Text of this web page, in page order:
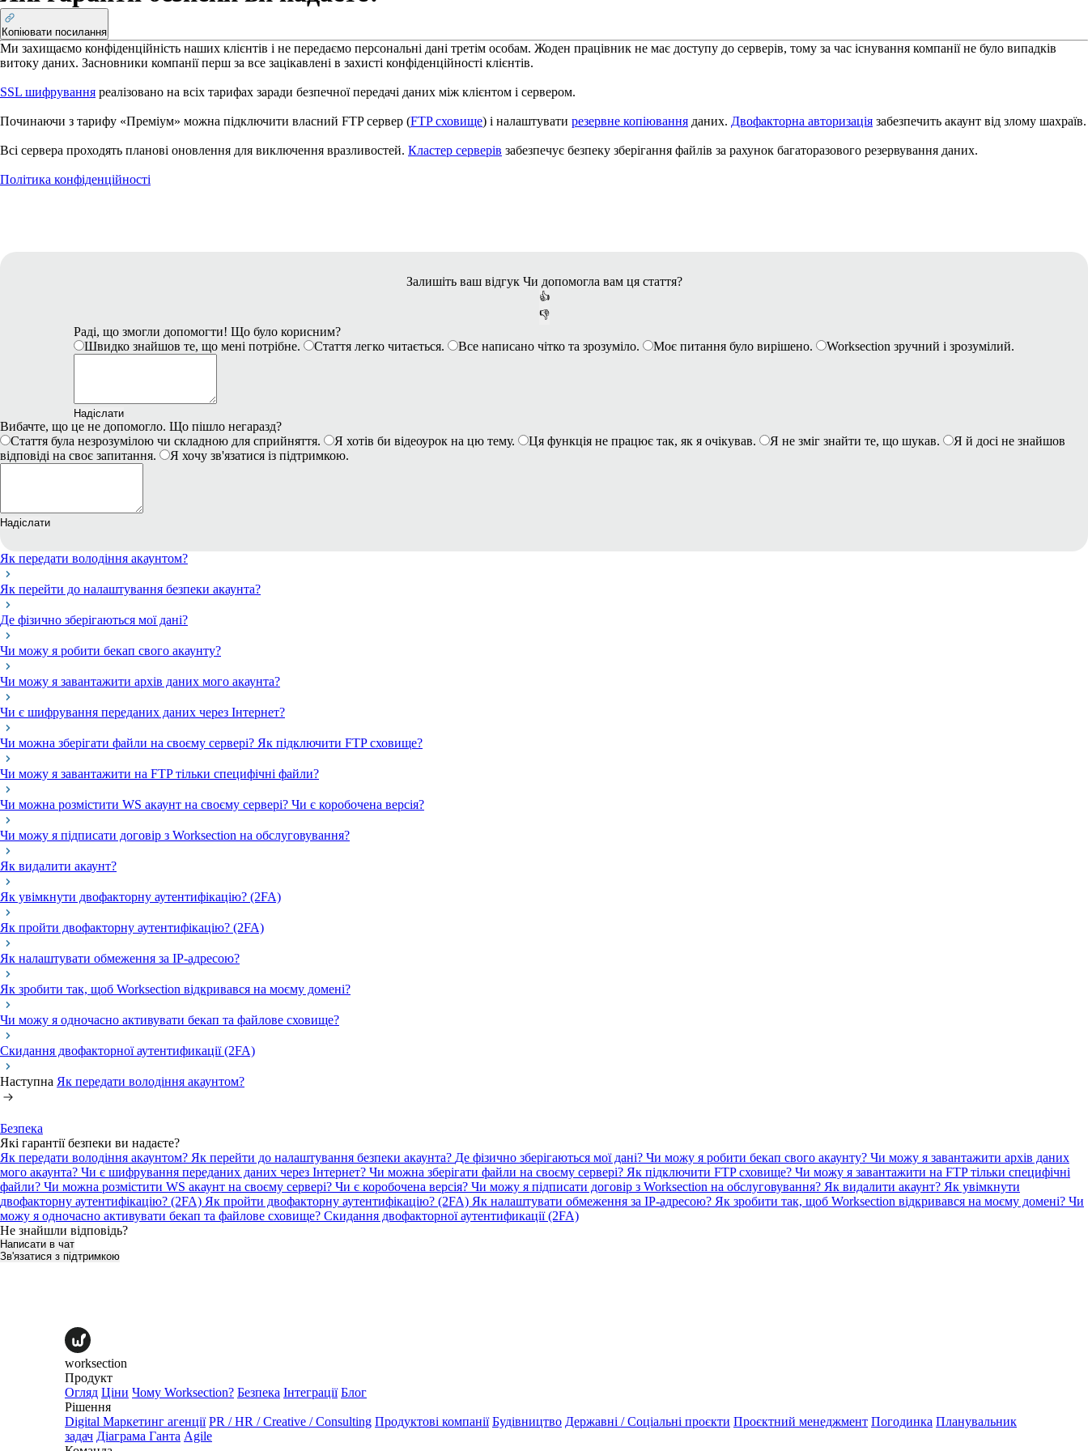
Копіювати посилання
Ми захищаємо конфіденційність наших клієнтів і не передаємо персональні дані третім особам. Жоден працівник не має доступу до серверів, тому за час існування компанії не було випадків
витоку даних. Засновники компанії перш за все зацікавлені в захисті конфіденційності клієнтів.
SSL шифрування реалізовано на всіх тарифах заради безпечної передачі даних між клієнтом і сервером.
Починаючи з тарифу «Преміум» можна підключити власний FTP сервер (FTP сховище) і налаштувати резервне копіювання даних. Двофакторна авторизація забезпечить акаунт від злому шахраїв.
Всі сервера проходять планові оновлення для виключення вразливостей. Кластер серверів забезпечує безпеку зберігання файлів за рахунок багаторазового резервування даних.
Політика конфіденційності
Залишіть ваш відгук Чи допомогла вам ця стаття?
👍
👎
Раді, що змогли допомогти! Що було корисним?
Швидко знайшов те, що мені потрібне.
Стаття легко читається. Все написано чітко та зрозуміло. Моє питання було вирішено. Worksection зручний і зрозумілий.
Надіслати
Вибачте, що це не допомогло. Що пішло негаразд?
Стаття була незрозумілою чи складною для сприйняття.
Я хотів би відеоурок на цю тему. Ця функція не працює так, як я очікував. Я не зміг знайти те, що шукав.
Я й досі не знайшов
відповіді на своє запитання.
Я хочу зв'язатися із підтримкою.
Надіслати
Як передати володіння акаунтом?
Як перейти до налаштування безпеки акаунта?
Де фізично зберігаються мої дані?
Чи можу я робити бекап свого акаунту?
Чи можу я завантажити архів даних мого акаунта?
Чи є шифрування переданих даних через Інтернет?
Чи можна зберігати файли на своєму сервері? Як підключити FTP сховище?
Чи можу я завантажити на FTP тільки специфічні файли?
Чи можна розмістити WS акаунт на своєму сервері? Чи є коробочена версія?
Чи можу я підписати договір з Worksection на обслуговування?
Як видалити акаунт?
Як увімкнути двофакторну аутентифікацію? (2FA)
Як пройти двофакторну аутентифікацію? (2FA)
Як налаштувати обмеження за IP-адресою?
Як зробити так, щоб Worksection відкривався на моєму домені?
Чи можу я одночасно активувати бекап та файлове сховище?
Скидання двофакторної аутентификації (2FA)
Наступна Як передати володіння акаунтом?
Безпека
Які гарантії безпеки ви надаєте?
Як передати володіння акаунтом? Як перейти до налаштування безпеки акаунта? Де фізично зберігаються мої дані? Чи можу я робити бекап свого акаунту? Чи можу я завантажити архів даних
мого акаунта? Чи є шифрування переданих даних через Інтернет? Чи можна зберігати файли на своєму сервері? Як підключити FTP сховище? Чи можу я завантажити на FTP тільки специфічні
файли? Чи можна розмістити WS акаунт на своєму сервері? Чи є коробочена версія? Чи можу я підписати договір з Worksection на обслуговування? Як видалити акаунт? Як увімкнути
двофакторну аутентифікацію? (2FA) Як пройти двофакторну аутентифікацію? (2FA) Як налаштувати обмеження за IP-адресою? Як зробити так, щоб Worksection відкривався на моєму домені? Чи
можу я одночасно активувати бекап та файлове сховище? Скидання двофакторної аутентификації (2FA)
Не знайшли відповідь?
Написати в чат
Зв'язатися з підтримкою
worksection
Продукт
Огляд Ціни Чому Worksection? Безпека Інтеграції Блог
Рішення
Digital Маркетинг агенції PR / HR / Creative / Consulting Продуктові компанії Будівництво Державні / Соціальні проєкти Проєктний менеджмент Погодинка Планувальник
задач Діаграма Ганта Agile